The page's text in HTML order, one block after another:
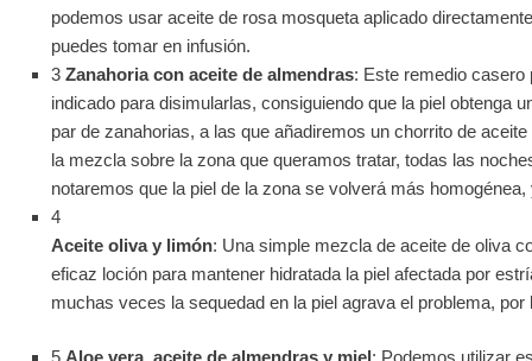
podemos usar aceite de rosa mosqueta aplicado
puedes tomar en infusión.
3 Zanahoria con aceite de almendras: Este remedio casero
indicado para disimularlas, consiguiendo que la piel obtenga
par de zanahorias, a las que añadiremos un chorrito de
la mezcla sobre la zona que queramos tratar, todas las
notaremos que la piel de la zona se volverá más
4
Aceite oliva y limón: Una simple mezcla de aceite de oliva
eficaz loción para mantener hidratada la piel afectada por
muchas veces la sequedad en la piel agrava el problema,